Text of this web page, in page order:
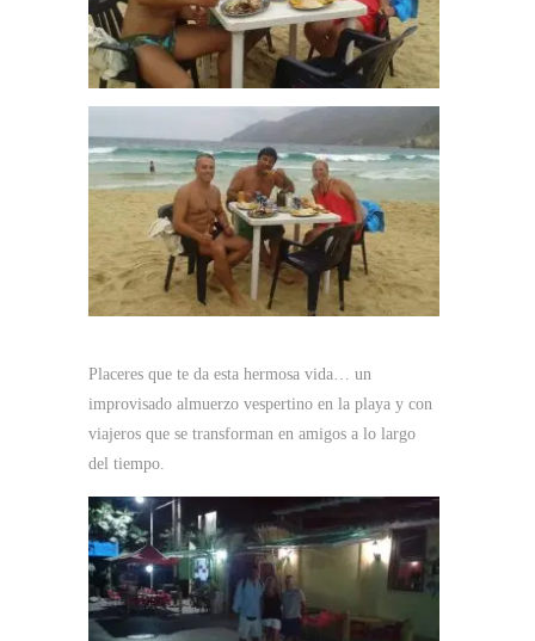
Placeres que te da esta hermosa vida… un
improvisado almuerzo vespertino en la playa y con
viajeros que se transforman en amigos a lo largo
del tiempo.